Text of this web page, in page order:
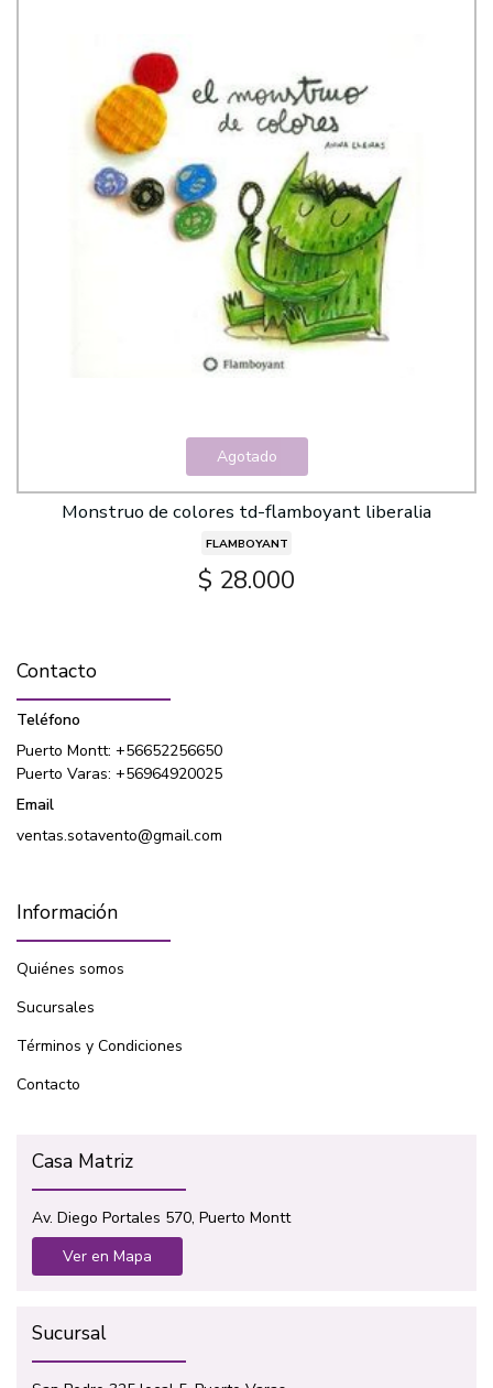
Agotado
Monstruo de colores td-flamboyant liberalia
FLAMBOYANT
$ 28.000
Contacto
Teléfono
Puerto Montt: +56652256650
Puerto Varas: +56964920025
Email
ventas.sotavento@gmail.com
Información
Quiénes somos
Sucursales
Términos y Condiciones
Contacto
Casa Matriz
Av. Diego Portales 570, Puerto Montt
Ver en Mapa
Sucursal